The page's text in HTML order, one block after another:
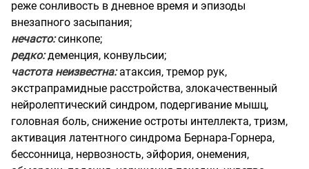
реже сонливость в дневное время и эпизоды
внезапного засыпания;
нечасто:синкопе;
редко:деменция, конвульсии;
частота неизвестна:атаксия, тремор рук,
экстрапрамидные расстройства, злокачественный
нейролептический синдром, подергивание мышц,
головная боль, снижение остроты интеллекта, тризм,
активация латентного синдрома Бернара-Горнера,
бессонница, нервозность, эйфория, онемения,